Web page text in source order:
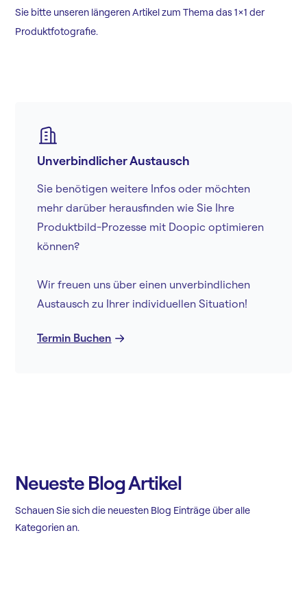
Sie bitte unseren längeren Artikel zum Thema das 1×1 der
Produktfotografie.
Unverbindlicher Austausch
Sie benötigen weitere Infos oder möchten
mehr darüber herausfinden wie Sie Ihre
Produktbild-Prozesse mit Doopic optimieren
können?
Wir freuen uns über einen unverbindlichen
Austausch zu Ihrer individuellen Situation!
Termin Buchen
Neueste Blog Artikel
Schauen Sie sich die neuesten Blog Einträge über alle
Kategorien an.